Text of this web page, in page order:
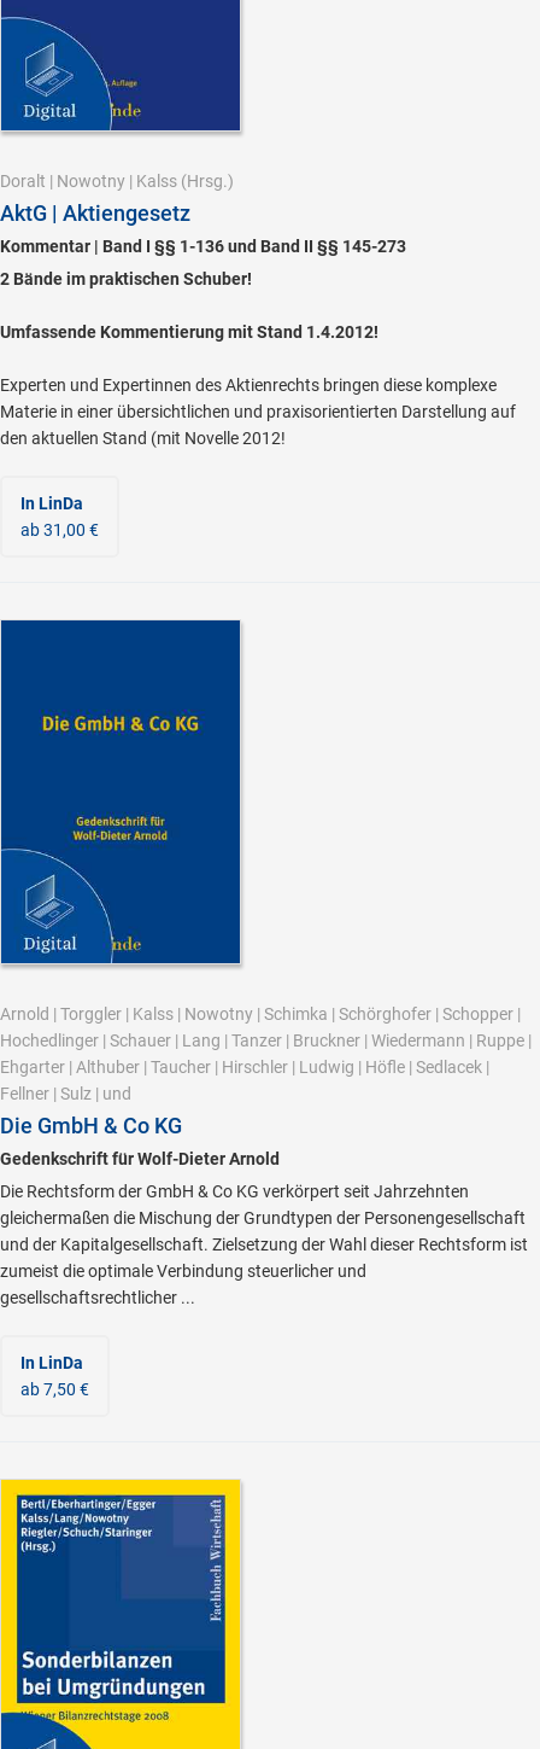
Doralt | Nowotny | Kalss (Hrsg.)
AktG | Aktiengesetz
Kommentar | Band I §§ 1-136 und Band II §§ 145-273
2 Bände im praktischen Schuber!
Umfassende Kommentierung mit Stand 1.4.2012!
Experten und Expertinnen des Aktienrechts bringen diese komplexe
Materie in einer übersichtlichen und praxisorientierten Darstellung auf
den aktuellen Stand (mit Novelle 2012!
In LinDa
ab 31,00 €
Arnold | Torggler | Kalss | Nowotny | Schimka | Schörghofer | Schopper |
Hochedlinger | Schauer | Lang | Tanzer | Bruckner | Wiedermann | Ruppe |
Ehgarter | Althuber | Taucher | Hirschler | Ludwig | Höfle | Sedlacek |
Fellner | Sulz | und
Die GmbH & Co KG
Gedenkschrift für Wolf-Dieter Arnold
Die Rechtsform der GmbH & Co KG verkörpert seit Jahrzehnten
gleichermaßen die Mischung der Grundtypen der Personengesellschaft
und der Kapitalgesellschaft. Zielsetzung der Wahl dieser Rechtsform ist
zumeist die optimale Verbindung steuerlicher und
gesellschaftsrechtlicher ...
In LinDa
ab 7,50 €